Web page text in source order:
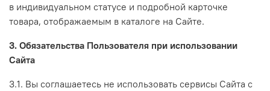
в индивидуальном статусе и подробной карточке
товара, отображаемым в каталоге на Сайте.
3. Обязательства Пользователя при использовании
Сайта
3.1. Вы соглашаетесь не использовать сервисы Сайта с